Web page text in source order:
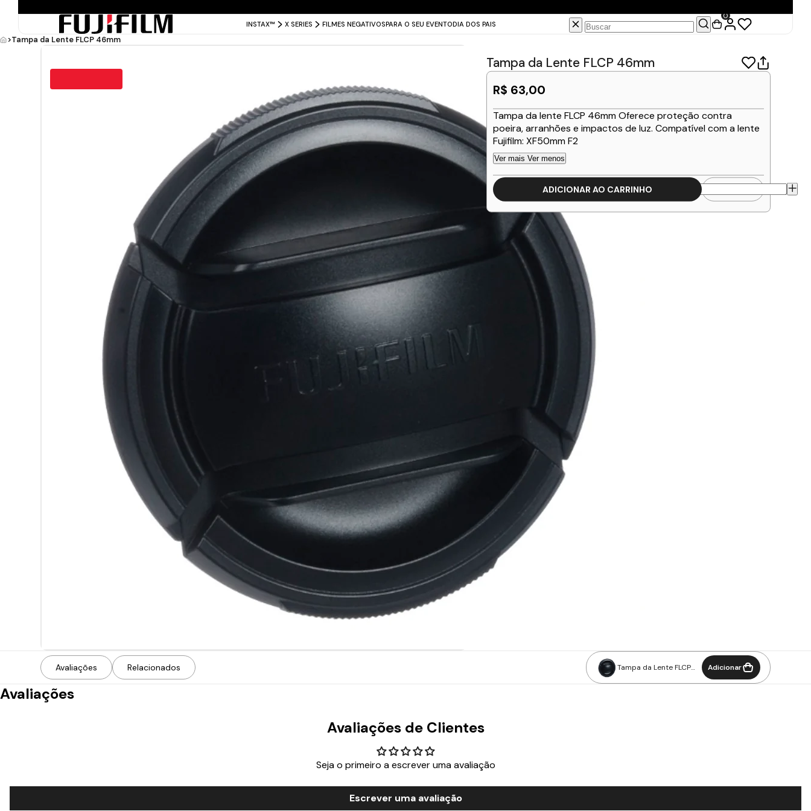
INSTAX™ X SERIES FILMES NEGATIVOSPARA O SEU EVENTODIA DOS PAIS
0
>Tampa da Lente FLCP 46mm
Tampa da Lente FLCP 46mm
R$ 63,00
Tampa da lente FLCP 46mm Oferece proteção contra
poeira, arranhões e impactos de luz. Compatível com a lente
Fujifilm: XF50mm F2
Ver mais Ver menos
ADICIONAR AO CARRINHO
Avaliações Relacionados
Tampa da Lente FLCP
Adicionar
Avaliações
Avaliações de Clientes
Seja o primeiro a escrever uma avaliação
Escrever uma avaliação